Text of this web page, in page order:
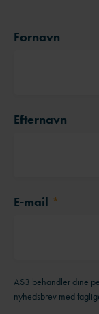
Fornavn
Efternavn
E-mail *
AS3 behandler dine
nyhedsbrev med